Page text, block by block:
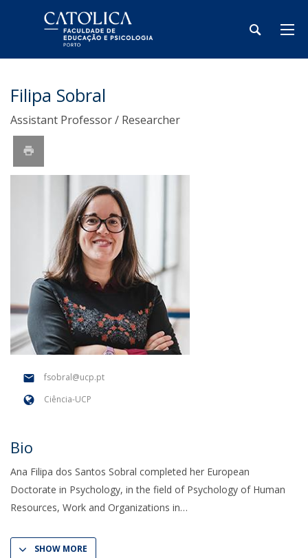
Filipa Sobral
Assistant Professor / Researcher
fsobral@ucp.pt
Ciência-UCP
Bio
Ana Filipa dos Santos Sobral completed her European
Doctorate in Psychology, in the field of Psychology of Human
Resources, Work and Organizations in
SHOW MORE